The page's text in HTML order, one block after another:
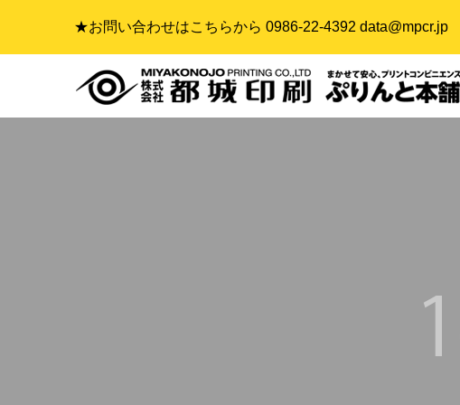
★お問い合わせはこちらから 0986-22-4392 data@mpcr.jp